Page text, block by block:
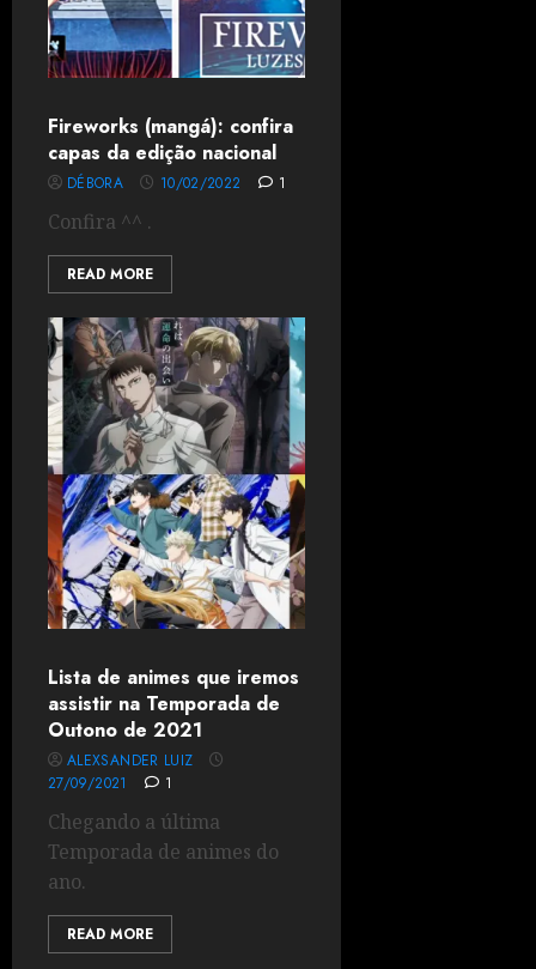
Fireworks (mangá): confira
capas da edição nacional
DÉBORA 10/02/2022 1
Confira ^^ .
READ MORE
Lista de animes que iremos
assistir na Temporada de
Outono de 2021
ALEXSANDER LUIZ
27/09/2021
1
Chegando a última
Temporada de animes do
ano.
READ MORE